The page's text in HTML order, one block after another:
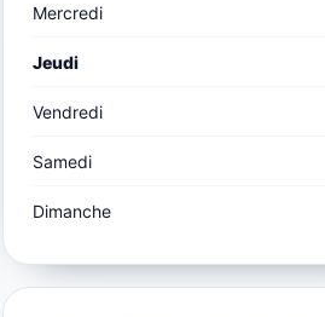
Mercredi
Jeudi
Vendredi
Samedi
Dimanche